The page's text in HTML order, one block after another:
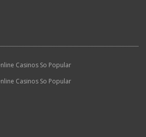
Casinos So Popular
Casinos So Popular